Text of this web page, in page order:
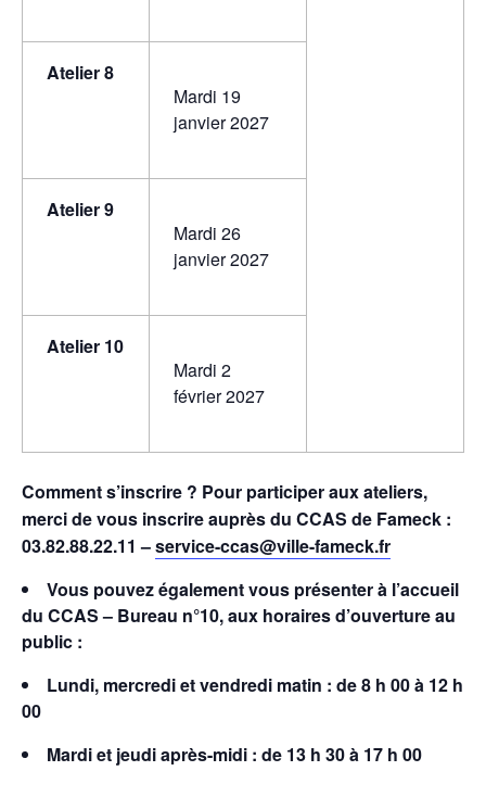
Atelier 8
Mardi 19
janvier 2027
Atelier 9
Mardi 26
janvier 2027
Atelier 10
Mardi 2
février 2027
Comment s’inscrire ? Pour participer aux ateliers,
merci de vous inscrire auprès du CCAS de Fameck :
03.82.88.22.11 –service-ccas@ville-fameck.fr
Vous pouvez également vous présenter à l’accueil
du CCAS – Bureau n°10, aux horaires d’ouverture au
public :
Lundi, mercredi et vendredi matin : de 8 h 00 à 12 h
00
Mardi et jeudi après-midi : de 13 h 30 à 17 h 00